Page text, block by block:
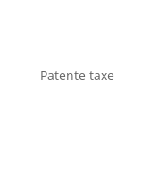
Patente taxe